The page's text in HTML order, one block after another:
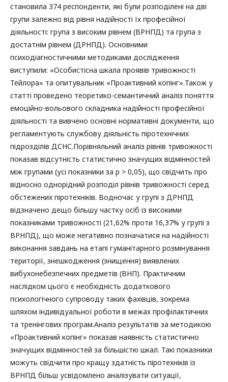
становила 374 респонденти, які були розподілені на дві
групи залежно від рівня надійності їх професійної
діяльності: група з високим рівнем (ВРНПД) та група з
достатнім рівнем (ДРНПД). Основними
психодіагностичними методиками дослідження
виступили: «Особистісна шкала проявів тривожності
Тейлора» та опитувальник «Проактивний копінг».Також у
статті проведено теоретико-семантичний аналіз поняття
емоційно-вольового складника надійності професійної
діяльності та вивчено основні нормативні документи, що
регламентують службову діяльність піротехнічних
підрозділів ДСНС.Порівняльний аналіз рівнів тривожності
показав відсутність статистично значущих відмінностей
між групами (усі показники за p > 0,05), що свідчить про
відносно однорідний розподіл рівнів тривожності серед
обстежених піротехніків. Водночас у групі з ДРНПД
відзначено дещо більшу частку осіб із високими
показниками тривожності (21,62% проти 16,37% у групі з
ВРНПД), що може негативно позначатися на надійності
виконання завдань на етапі гуманітарного розмінування
території, знешкодження (знищення) виявлених
вибухонебезпечних предметів (ВНП). Практичним
наслідком цього є необхідність додаткового
психологічного супроводу таких фахівців, зокрема
шляхом індивідуальної роботи в межах профілактичних
та тренінгових програм.Аналіз результатів за методикою
«Проактивний копінг» показав наявність статистично
значущих відмінностей за більшістю шкал. Такі показники
можуть свідчити про кращу здатність піротехніків із
ВРНПД більш усвідомлено аналізувати ситуації,